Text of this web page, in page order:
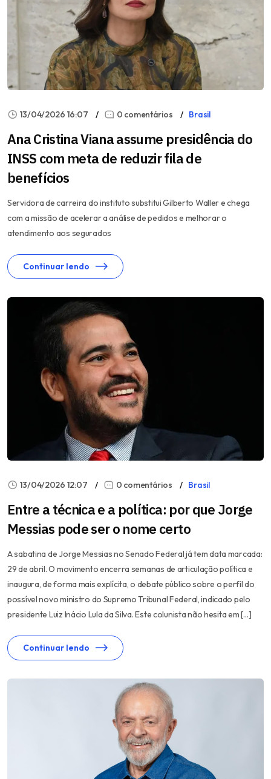
13/04/2026 16:07 0 comentários Brasil
Ana Cristina Viana assume presidência do
INSS com meta de reduzir fila de
benefícios
Servidora de carreira do instituto substitui Gilberto Waller e chega
com a missão de acelerar a análise de pedidos e melhorar o
atendimento aos segurados
Continuar lendo
13/04/2026 12:07 0 comentários Brasil
Entre a técnica e a política: por que Jorge
Messias pode ser o nome certo
A sabatina de Jorge Messias no Senado Federal já tem data marcada:
29 de abril. O movimento encerra semanas de articulação política e
inaugura, de forma mais explícita, o debate público sobre o perfil do
possível novo ministro do Supremo Tribunal Federal, indicado pelo
presidente Luiz Inácio Lula da Silva. Este colunista não hesita em […]
Continuar lendo